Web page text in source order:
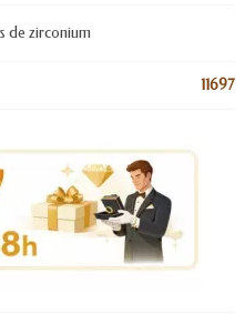
de zirconium
11697